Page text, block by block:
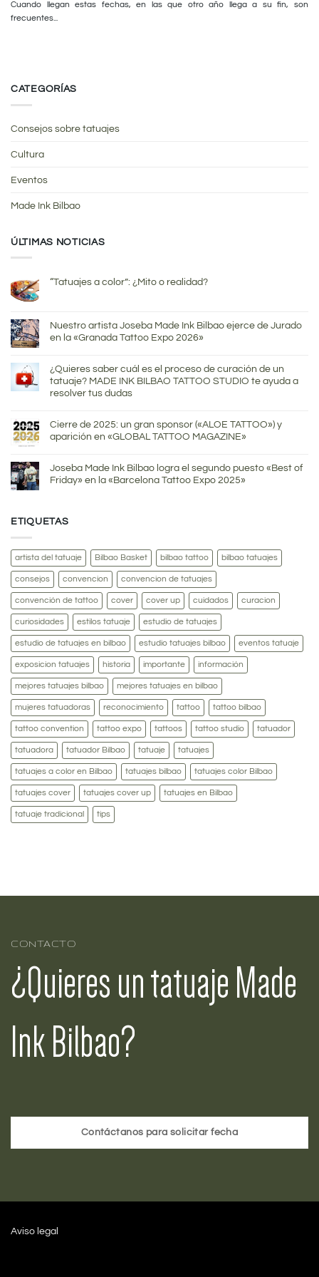
Cuando llegan estas fechas, en las que otro año llega a su fin, son
frecuentes...
CATEGORÍAS
Consejos sobre tatuajes
Cultura
Eventos
Made Ink Bilbao
ÚLTIMAS NOTICIAS
“Tatuajes a color”: ¿Mito o realidad?
Nuestro artista Joseba Made Ink Bilbao ejerce de Jurado
en la «Granada Tattoo Expo 2026»
¿Quieres saber cuál es el proceso de curación de un
tatuaje? MADE INK BILBAO TATTOO STUDIO te ayuda a
resolver tus dudas
Cierre de 2025: un gran sponsor («ALOE TATTOO») y
aparición en «GLOBAL TATTOO MAGAZINE»
Joseba Made Ink Bilbao logra el segundo puesto «Best of
Friday» en la «Barcelona Tattoo Expo 2025»
ETIQUETAS
artista del tatuaje Bilbao Basket bilbao tattoo bilbao tatuajes
consejos convencion convencion de tatuajes
convención de tattoo cover cover up cuidados curacion
curiosidades estilos tatuaje estudio de tatuajes
estudio de tatuajes en bilbao estudio tatuajes bilbao eventos tatuaje
exposicion tatuajes historia importante información
mejores tatuajes bilbao mejores tatuajes en bilbao
mujeres tatuadoras reconocimiento tattoo tattoo bilbao
tattoo convention tattoo expo tattoos tattoo studio tatuador
tatuadora tatuador Bilbao tatuaje tatuajes
tatuajes a color en Bilbao tatuajes bilbao tatuajes color Bilbao
tatuajes cover tatuajes cover up tatuajes en Bilbao
tatuaje tradicional tips
CONTACTO
¿Quieres un tatuaje Made
Ink Bilbao?
Contáctanos para solicitar fecha
Aviso legal